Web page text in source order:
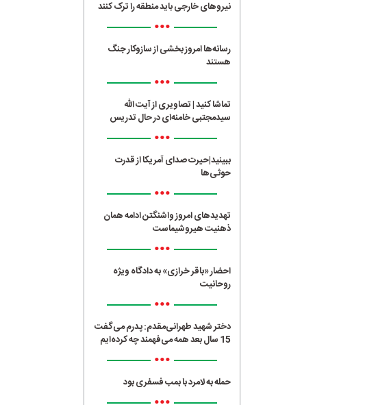
نیروهای خارجی باید منطقه را ترک کنند
•••
رسانه‌ها امروز بخشی از سازوکار جنگ
هستند
•••
تماشا کنید | تصاویری از آیت الله
سیدمجتبی خامنه‌ای در حال تدریس
•••
ببینید|حیرت صدای آمریکا از قدرت
حوثی‌ها
•••
تهدیدهای امروز واشنگتن ادامه همان
ذهنیت هیروشیماست
•••
احضار «باقر خرازی» به دادگاه ویژه
روحانیت
•••
دختر شهید طهرانی‌مقدم: پدرم می‌گفت
15 سال بعد همه می‌فهمند چه کرده‌ایم
•••
حمله به لامرد با بمب فسفری بود